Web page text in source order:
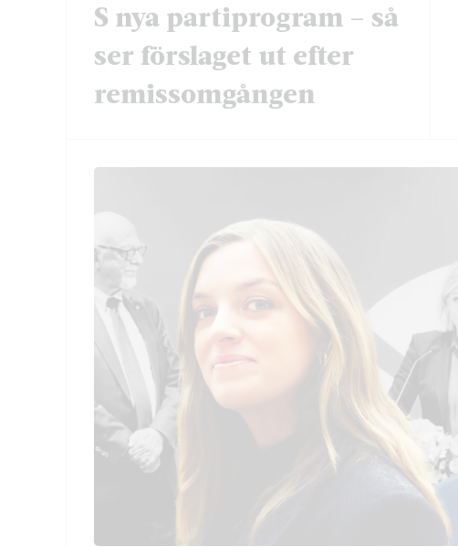
S nya partiprogram – så
ser förslaget ut efter
remissomgången